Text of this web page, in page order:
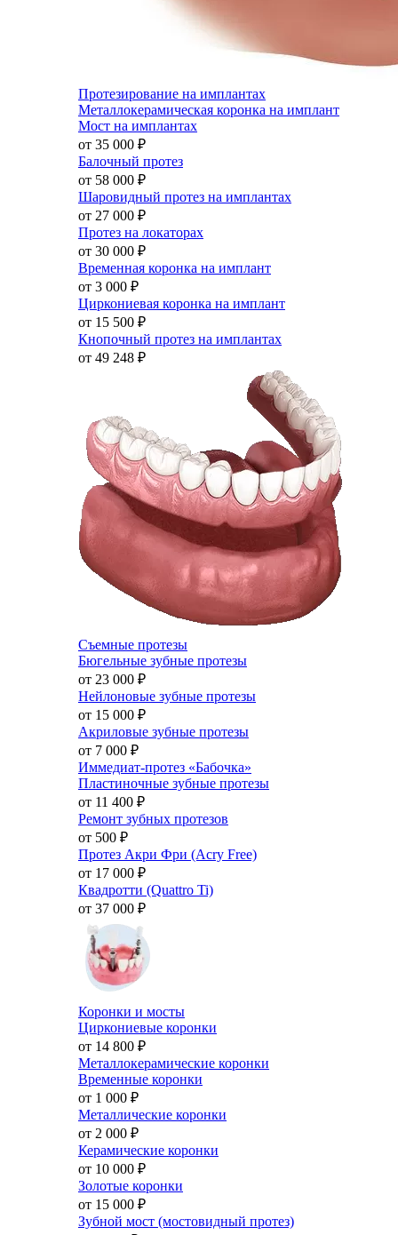
Протезирование на имплантах
Металлокерамическая коронка на имплант
Мост на имплантах
от 35 000 ₽
Балочный протез
от 58 000 ₽
Шаровидный протез на имплантах
от 27 000 ₽
Протез на локаторах
от 30 000 ₽
Временная коронка на имплант
от 3 000 ₽
Циркониевая коронка на имплант
от 15 500 ₽
Кнопочный протез на имплантах
от 49 248 ₽
Съемные протезы
Бюгельные зубные протезы
от 23 000 ₽
Нейлоновые зубные протезы
от 15 000 ₽
Акриловые зубные протезы
от 7 000 ₽
Иммедиат-протез «Бабочка»
Пластиночные зубные протезы
от 11 400 ₽
Ремонт зубных протезов
от 500 ₽
Протез Акри Фри (Acry Free)
от 17 000 ₽
Квадротти (Quattro Ti)
от 37 000 ₽
Коронки и мосты
Циркониевые коронки
от 14 800 ₽
Металлокерамические коронки
Временные коронки
от 1 000 ₽
Металлические коронки
от 2 000 ₽
Керамические коронки
от 10 000 ₽
Золотые коронки
от 15 000 ₽
Зубной мост (мостовидный протез)